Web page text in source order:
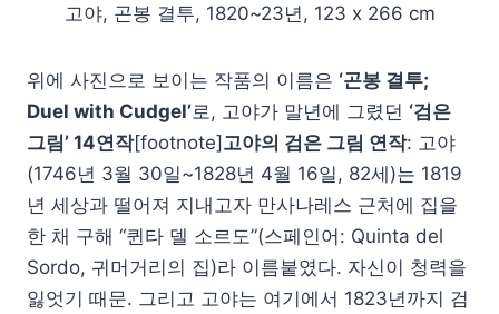
고야, 곤봉 결투, 1820~23년, 123 x 266 cm
위에 사진으로 보이는 작품의 이름은 ‘곤봉 결투;
Duel with Cudgel’로, 고야가 말년에 그렸던 ‘검은
그림’ 14연작[footnote]고야의 검은 그림 연작: 고야
(1746년 3월 30일~1828년 4월 16일, 82세)는 1819
년 세상과 떨어져 지내고자 만사나레스 근처에 집을
한 채 구해 “퀸타 델 소르도”(스페인어: Quinta del
Sordo, 귀머거리의 집)라 이름붙였다. 자신이 청력을
잃엇기 때문. 그리고 고야는 여기에서 1823년까지 검